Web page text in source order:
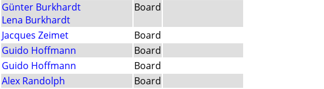
Günter Burkhardt
Lena Burkhardt
Board
Jacques Zeimet
Board
Guido Hoffmann
Board
Guido Hoffmann
Board
Alex Randolph
Board